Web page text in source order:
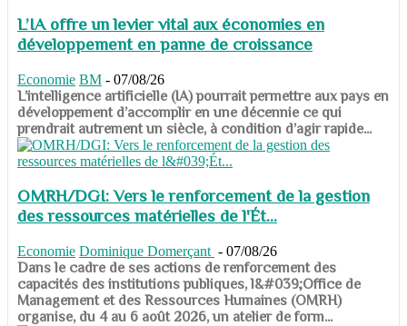
L’IA offre un levier vital aux économies en
développement en panne de croissance
Economie BM - 07/08/26
​​​​​​​L’intelligence artificielle (IA) pourrait permettre aux pays en
développement d’accomplir en une décennie ce qui
prendrait autrement un siècle, à condition d’agir rapide...
OMRH/DGI: Vers le renforcement de la gestion
des ressources matérielles de l'Ét...
Economie Dominique Domerçant - 07/08/26
Dans le cadre de ses actions de renforcement des
capacités des institutions publiques, l&#039;Office de
Management et des Ressources Humaines (OMRH)
organise, du 4 au 6 août 2026, un atelier de form...